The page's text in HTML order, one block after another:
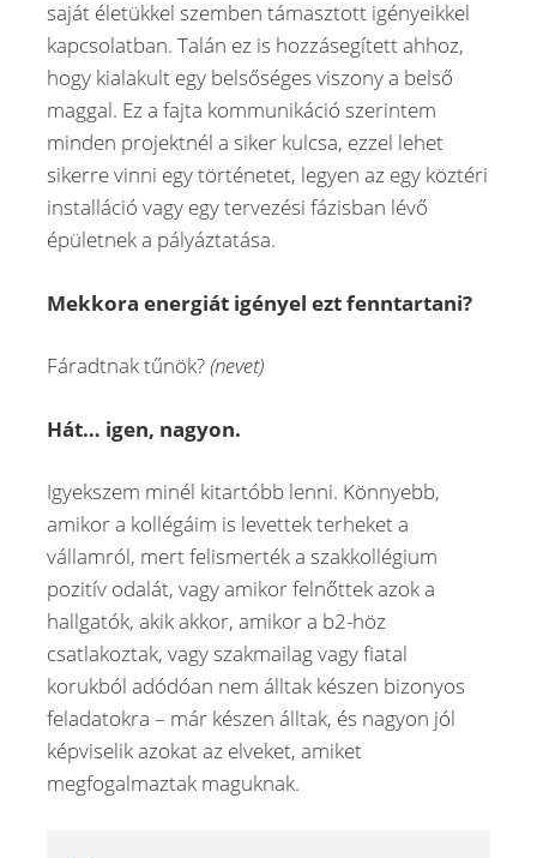
saját életükkel szemben támasztott igényeikkel
kapcsolatban. Talán ez is hozzásegített ahhoz,
hogy kialakult egy belsőséges viszony a belső
maggal. Ez a fajta kommunikáció szerintem
minden projektnél a siker kulcsa, ezzel lehet
sikerre vinni egy történetet, legyen az egy köztéri
installáció vagy egy tervezési fázisban lévő
épületnek a pályáztatása.
Mekkora energiát igényel ezt fenntartani?
Fáradtnak tűnök?(nevet)
Hát… igen, nagyon.
Igyekszem minél kitartóbb lenni. Könnyebb,
amikor a kollégáim is levettek terheket a
vállamról, mert felismerték a szakkollégium
pozitív odalát, vagy amikor felnőttek azok a
hallgatók, akik akkor, amikor a b2-höz
csatlakoztak, vagy szakmailag vagy fiatal
korukból adódóan nem álltak készen bizonyos
feladatokra – már készen álltak, és nagyon jól
képviselik azokat az elveket, amiket
megfogalmaztak maguknak.